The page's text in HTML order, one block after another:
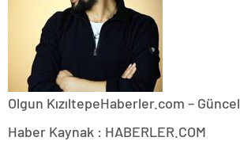
Olgun KızıltepeHaberler.com – Güncel
Haber Kaynak : HABERLER.COM